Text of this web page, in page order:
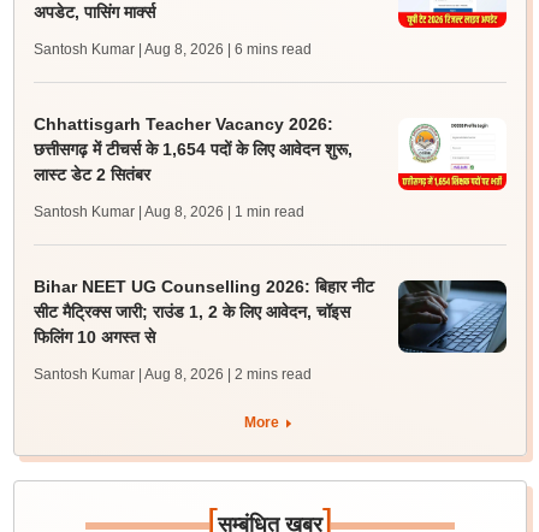
अपडेट, पासिंग मार्क्स
Santosh Kumar | Aug 8, 2026 | 6 mins read
Chhattisgarh Teacher Vacancy 2026:
छत्तीसगढ़ में टीचर्स के 1,654 पदों के लिए आवेदन शुरू,
लास्ट डेट 2 सितंबर
Santosh Kumar | Aug 8, 2026 | 1 min read
Bihar NEET UG Counselling 2026: बिहार नीट
सीट मैट्रिक्स जारी; राउंड 1, 2 के लिए आवेदन, चॉइस
फिलिंग 10 अगस्त से
Santosh Kumar | Aug 8, 2026 | 2 mins read
More
[सम्बंधित खबर]